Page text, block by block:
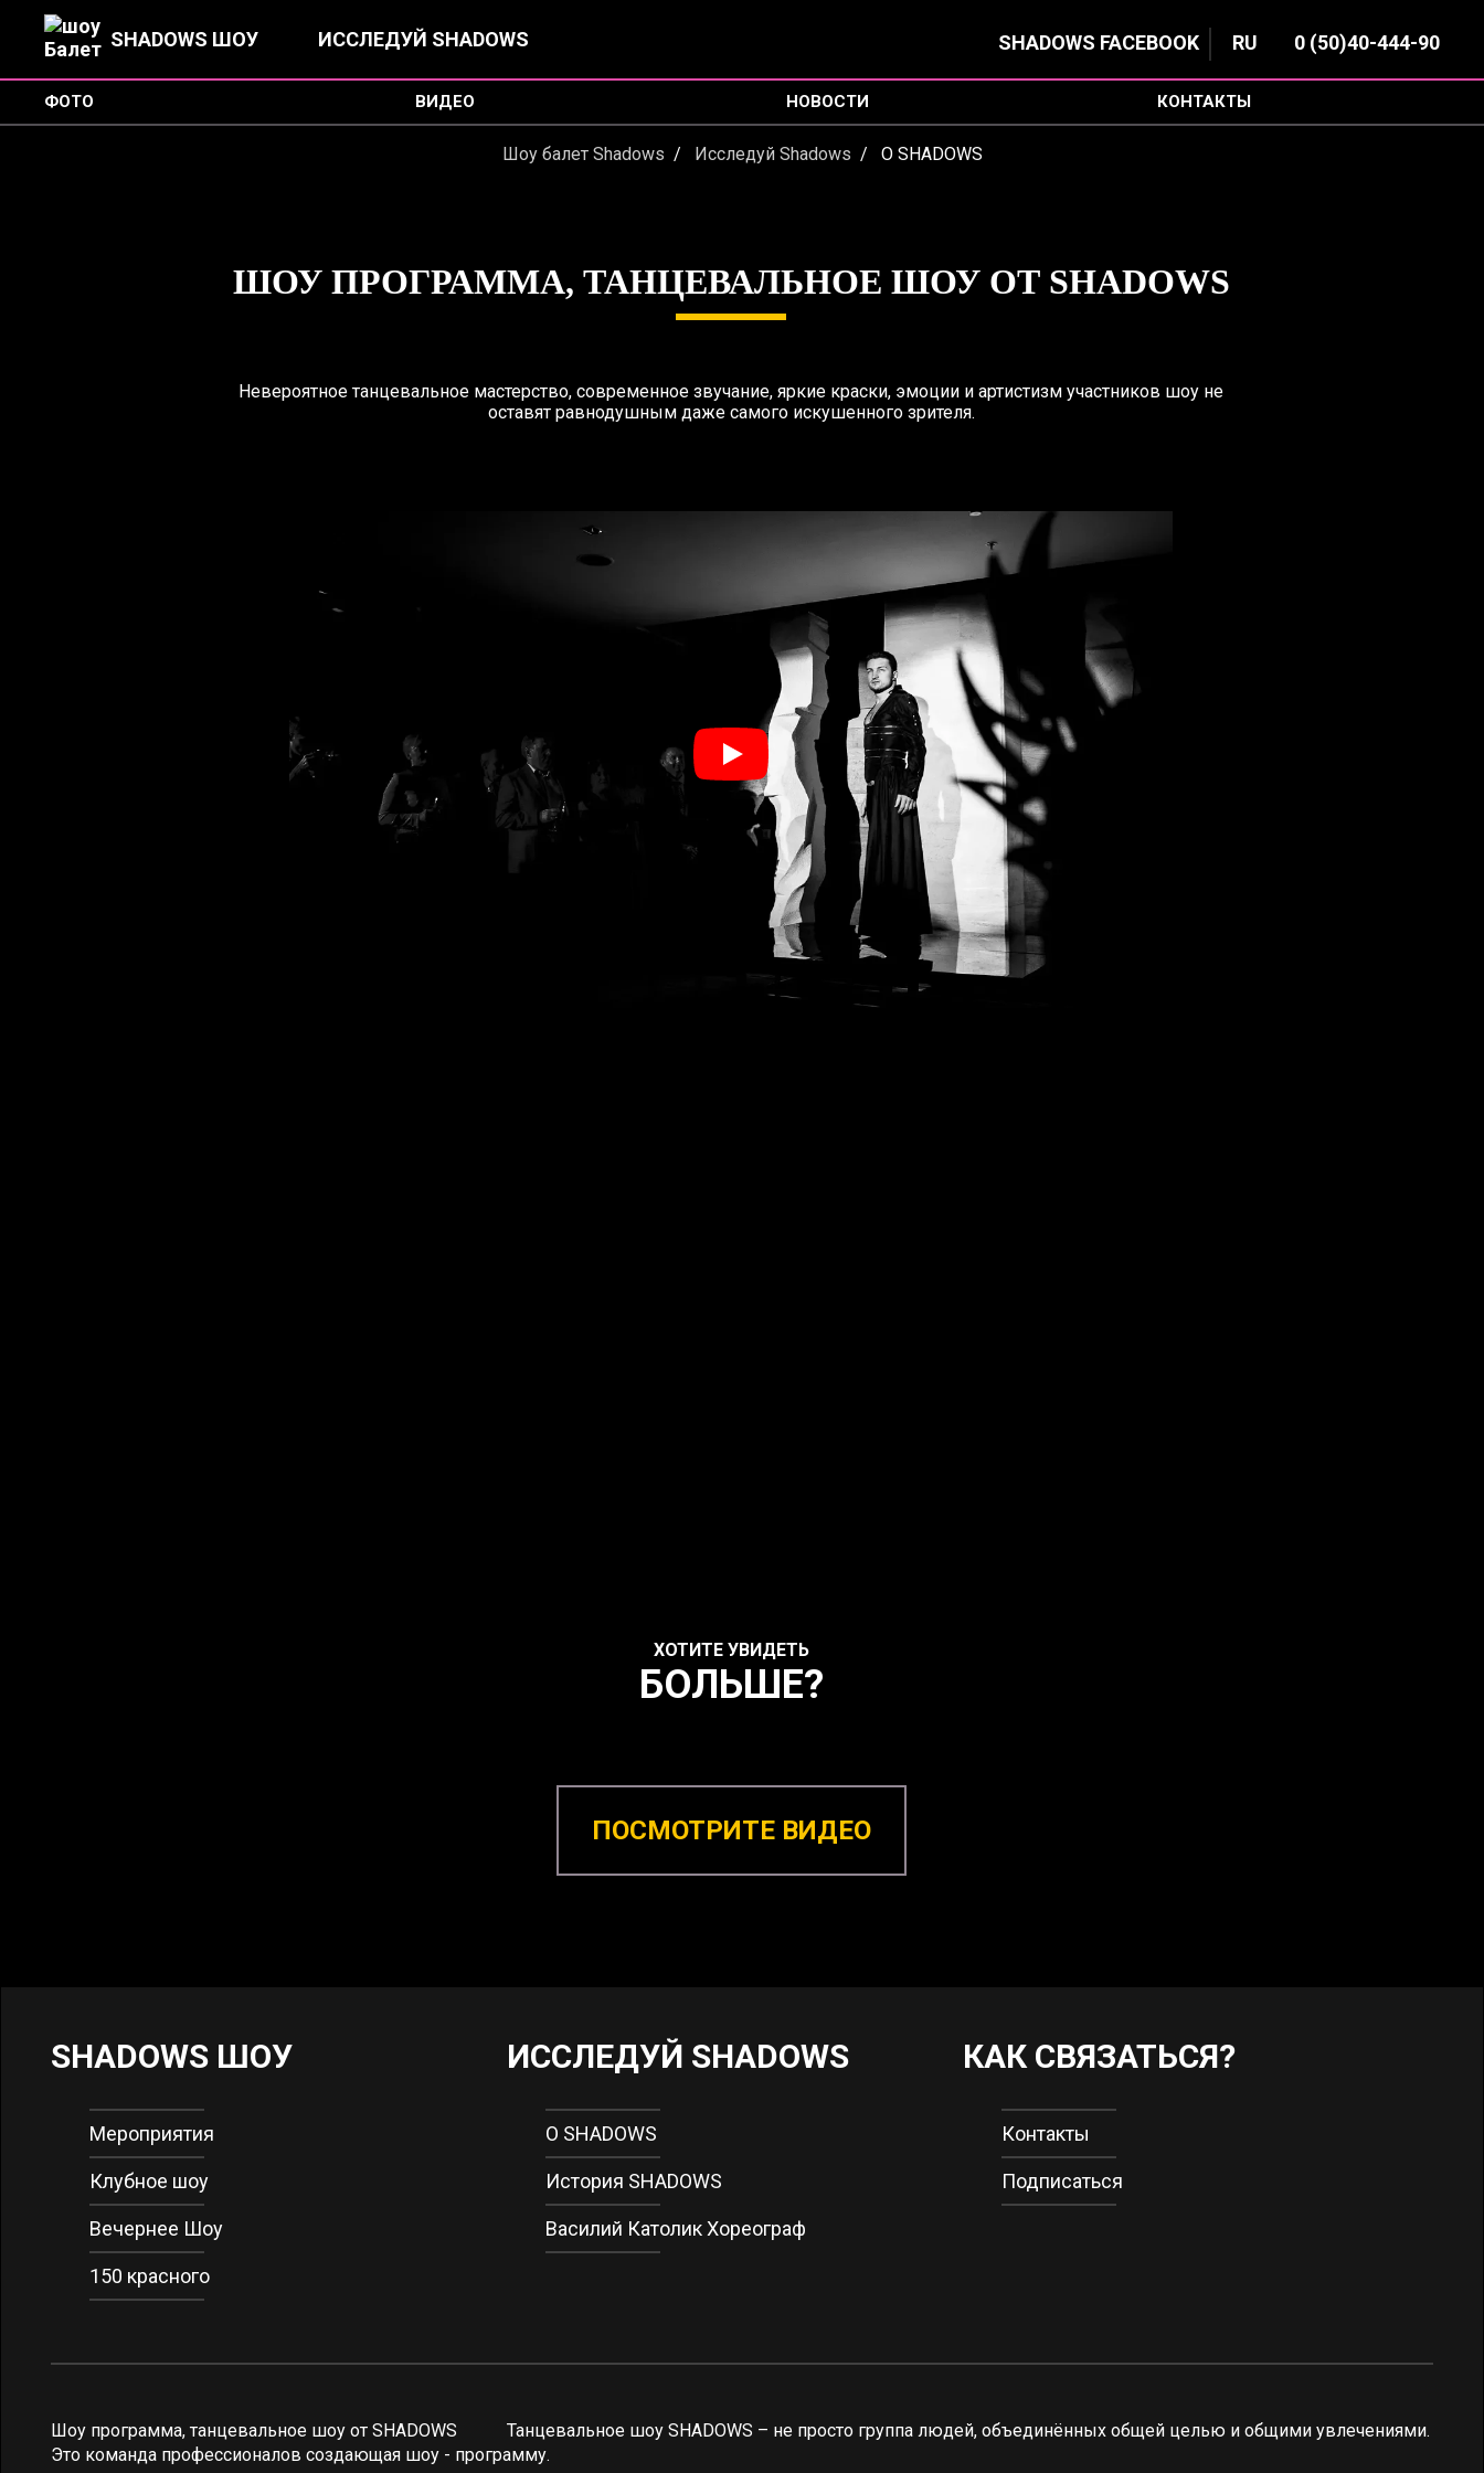
0 (50)40-444-90
SHADOWS FACEBOOK RU
SHADOWS ШОУ ИССЛЕДУЙ SHADOWS
ФОТО ВИДЕО НОВОСТИ КОНТАКТЫ
Шоу балет Shadows Исследуй Shadows О SHADOWS
ШОУ ПРОГРАММА, ТАНЦЕВАЛЬНОЕ ШОУ ОТ SHADOWS
Невероятное танцевальное мастерство, современное звучание, яркие краски, эмоции и артистизм участников шоу не
оставят равнодушным даже самого искушенного зрителя.
ХОТИТЕ УВИДЕТЬ
БОЛЬШЕ?
ПОСМОТРИТЕ ВИДЕО
SHADOWS ШОУ
Мероприятия
Клубное шоу
Вечернее Шоу
150 красного
ИССЛЕДУЙ SHADOWS
О SHADOWS
История SHADOWS
Василий Католик Хореограф
КАК СВЯЗАТЬСЯ?
Контакты
Подписаться
Шоу программа, танцевальное шоу от SHADOWS
Танцевальное шоу SHADOWS – не просто группа людей, объединённых общей целью и общими увлечениями.
Это команда профессионалов создающая шоу - программу.